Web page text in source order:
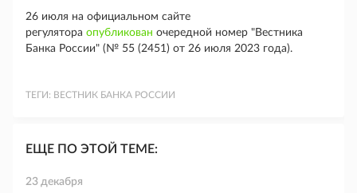
26 июля на официальном сайте
регулятора опубликован очередной номер "Вестника
Банка России" (№ 55 (2451) от 26 июля 2023 года).
ТЕГИ: ВЕСТНИК БАНКА РОССИИ
ЕЩЕ ПО ЭТОЙ ТЕМЕ:
23 декабря